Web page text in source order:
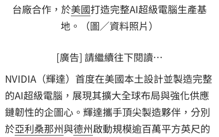
台廠合作，於美國打造完整AI超級電腦生產基
地。（圖／資料照片）
[廣告] 請繼續往下閱讀…
NVIDIA（輝達）首度在美國本土設計並製造完整
的AI超級電腦，展現其擴大全球布局與強化供應
鏈韌性的企圖心。輝達攜手頂尖製造夥伴，分別
於亞利桑那州與德州啟動規模逾百萬平方英尺的